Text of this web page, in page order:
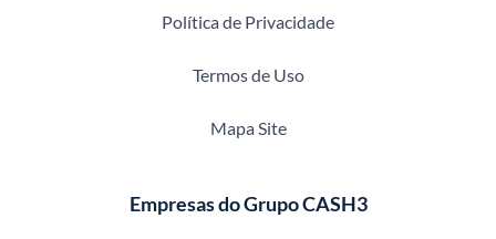
Política de Privacidade
Termos de Uso
Mapa Site
Empresas do Grupo CASH3